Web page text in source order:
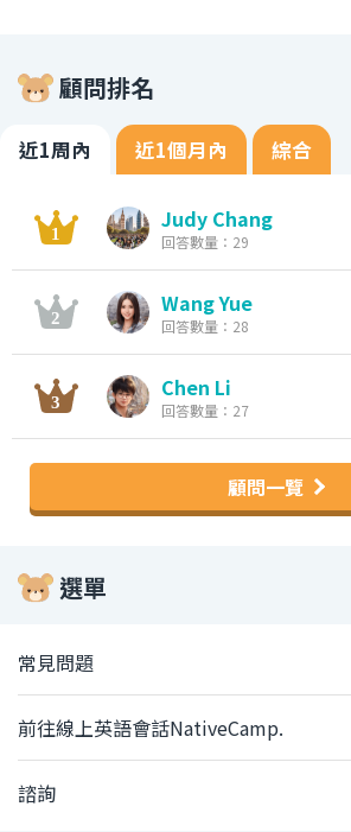
顧問排名
近1周內 近1個月內 綜合
Judy Chang
回答數量：29
Wang Yue
回答數量：28
Chen Li
回答數量：27
顧問一覽
選單
常見問題
前往線上英語會話NativeCamp.
諮詢